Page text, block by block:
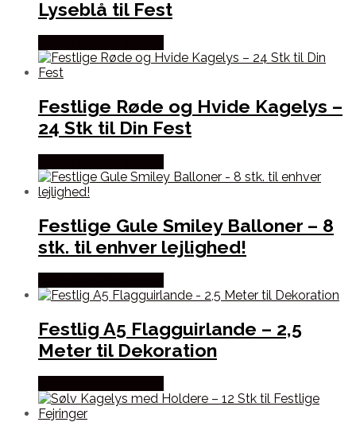
Lyseblå til Fest
Festlige Røde og Hvide Kagelys –
24 Stk til Din Fest
Festlige Gule Smiley Balloner – 8
stk. til enhver lejlighed!
Festlig A5 Flagguirlande – 2,5
Meter til Dekoration